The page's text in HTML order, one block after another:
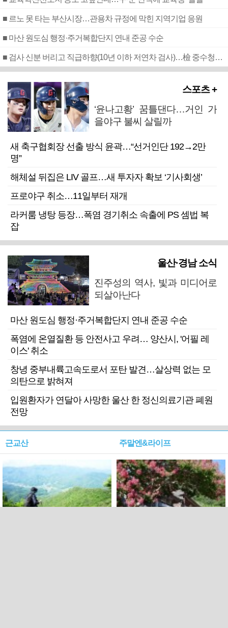
■ 르노 못 타는 부산시장…관용차 규정에 막힌 지역기업 응원
■ 마산 원도심 행정·주거복합단지 연내 준공 수순
■ 검사 신분 버리고 직급하향(10년 이하 저연차 검사)…檢 중수청행 기피
스포츠 +
‘윤나고황’ 꿈틀댄다…거인 가
을야구 불씨 살릴까
새 축구협회장 선출 방식 윤곽…“선거인단 192→2만
명”
해체설 뒤집은 LIV 골프…새 투자자 확보 ‘기사회생’
프로야구 취소…11일부터 재개
라커룸 냉탕 등장…폭염 경기취소 속출에 PS 셈법 복
잡
울산·경남 소식
진주성의 역사, 빛과 미디어로
되살아난다
마산 원도심 행정·주거복합단지 연내 준공 수순
폭염에 온열질환 등 안전사고 우려… 양산시, '어필 레
이스' 취소
창녕 중부내륙고속도로서 포탄 발견…살상력 없는 모
의탄으로 밝혀져
입원환자가 연달아 사망한 울산 한 정신의료기관 폐원
전망
근교산 주말엔&라이프